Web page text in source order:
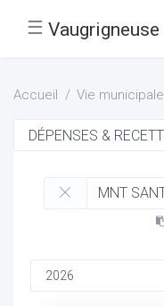
☰ Vaugrigneuse
Accueil Vie municipale